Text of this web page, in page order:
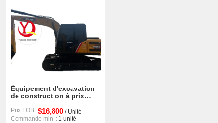
Équipement d'excavation
de construction à prix
Sany 135c Équipement
d'excavatrice d'occasion
Prix FOB :$16,800/ Unité
Commande min. : 1 unité